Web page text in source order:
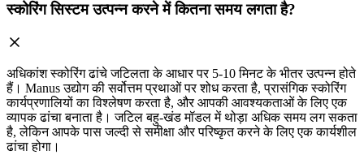
स्कोरिंग सिस्टम उत्पन्न करने में कितना समय लगता है?
अधिकांश स्कोरिंग ढांचे जटिलता के आधार पर 5-10 मिनट के भीतर उत्पन्न होते
हैं। Manus उद्योग की सर्वोत्तम प्रथाओं पर शोध करता है, प्रासंगिक स्कोरिंग
कार्यप्रणालियों का विश्लेषण करता है, और आपकी आवश्यकताओं के लिए एक
व्यापक ढांचा बनाता है। जटिल बहु-खंड मॉडल में थोड़ा अधिक समय लग सकता
है, लेकिन आपके पास जल्दी से समीक्षा और परिष्कृत करने के लिए एक कार्यशील
ढांचा होगा।